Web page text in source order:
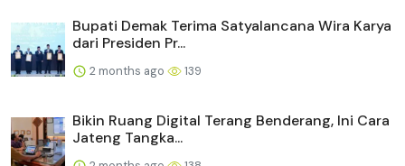
Bupati Demak Terima Satyalancana Wira Karya
dari Presiden Pr...
2 months ago 139
Bikin Ruang Digital Terang Benderang, Ini Cara
Jateng Tangka...